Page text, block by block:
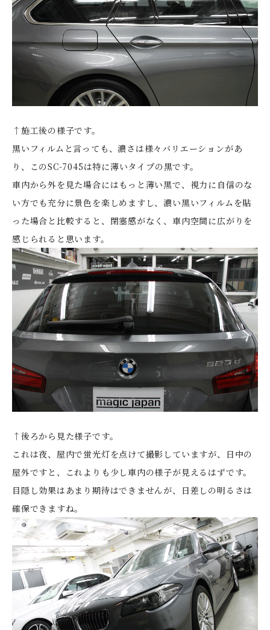
↑施工後の様子です。
黒いフィルムと言っても、濃さは様々バリエーションがあ
り、このSC-7045は特に薄いタイプの黒です。
車内から外を見た場合にはもっと薄い黒で、視力に自信のな
い方でも充分に景色を楽しめますし、濃い黒いフィルムを貼
った場合と比較すると、閉塞感がなく、車内空間に広がりを
感じられると思います。
↑後ろから見た様子です。
これは夜、屋内で蛍光灯を点けて撮影していますが、日中の
屋外ですと、これよりも少し車内の様子が見えるはずです。
目隠し効果はあまり期待はできませんが、日差しの明るさは
確保できますね。